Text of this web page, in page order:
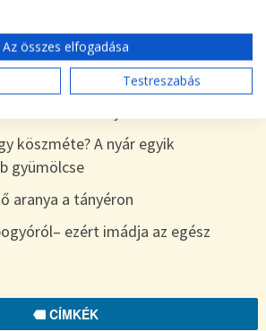
alapanyagok a nyártól
köszméte? A nyár egyik
gyümölcse
aranya a tányéron
ezért imádja az egész
CÍMKÉK
Az összes elfogadása
Testreszabás